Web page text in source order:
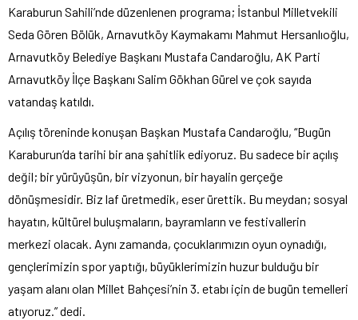
Karaburun Sahili’nde düzenlenen programa; İstanbul Milletvekili
Seda Gören Bölük, Arnavutköy Kaymakamı Mahmut Hersanlıoğlu,
Arnavutköy Belediye Başkanı Mustafa Candaroğlu, AK Parti
Arnavutköy İlçe Başkanı Salim Gökhan Gürel ve çok sayıda
vatandaş katıldı.
Açılış töreninde konuşan Başkan Mustafa Candaroğlu, “Bugün
Karaburun’da tarihi bir ana şahitlik ediyoruz. Bu sadece bir açılış
değil; bir yürüyüşün, bir vizyonun, bir hayalin gerçeğe
dönüşmesidir. Biz laf üretmedik, eser ürettik. Bu meydan; sosyal
hayatın, kültürel buluşmaların, bayramların ve festivallerin
merkezi olacak. Aynı zamanda, çocuklarımızın oyun oynadığı,
gençlerimizin spor yaptığı, büyüklerimizin huzur bulduğu bir
yaşam alanı olan Millet Bahçesi’nin 3. etabı için de bugün temelleri
atıyoruz.” dedi.